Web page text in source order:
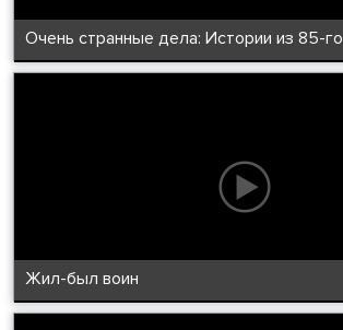
Очень странные дела: Истории из 85-го
Жил-был воин